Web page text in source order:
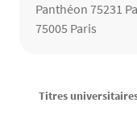
Panthéon 75231
75005 Paris
Contenu
Texte
Titres